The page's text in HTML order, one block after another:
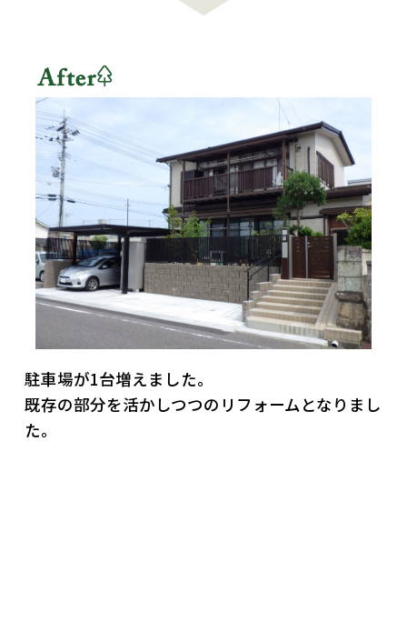
駐車場が1台増えました。
既存の部分を活かしつつのリフォームとなりまし
た。